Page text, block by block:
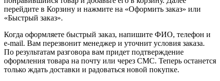
перейдите в Корзину и нажмите на «Оформить заказ» или
«Быстрый заказ».
Когда оформляете быстрый заказ, напишите ФИО, телефон и
e-mail. Вам перезвонит менеджер и уточнит условия заказа.
По результатам разговора вам придет подтверждение
оформления товара на почту или через СМС. Теперь останется
только ждать доставки и радоваться новой покупке.